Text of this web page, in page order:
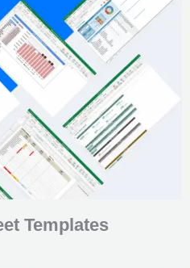
Templates